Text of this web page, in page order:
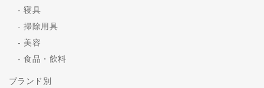
寝具
掃除用具
美容
食品・飲料
ブランド別